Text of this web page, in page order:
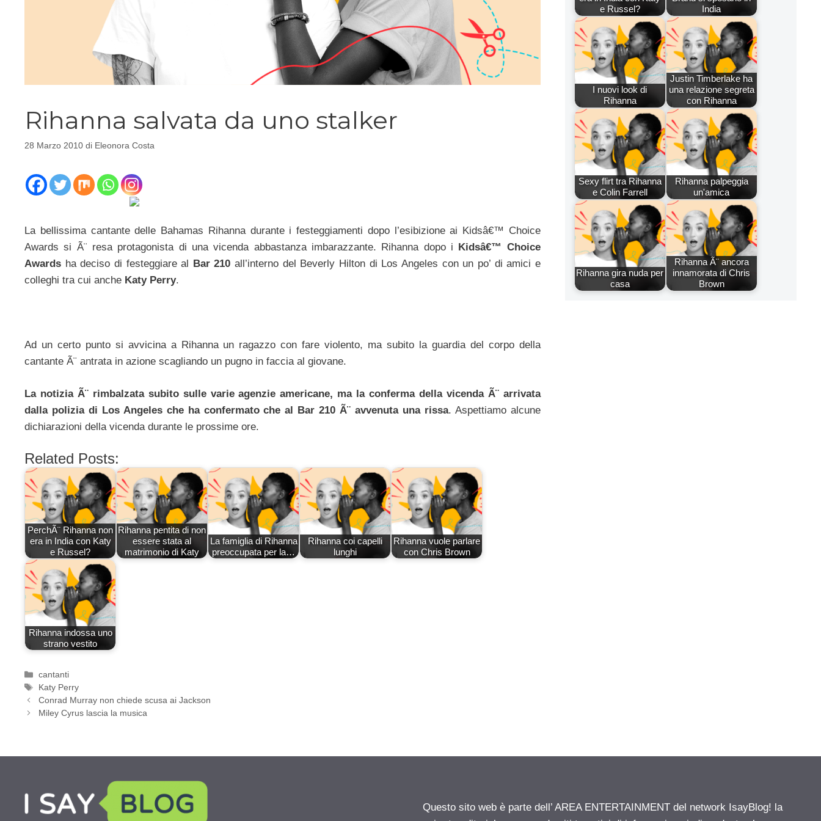
Rihanna salvata da uno stalker
28 Marzo 2010 di Eleonora Costa
La bellissima cantante delle Bahamas Rihanna durante i festeggiamenti dopo l’esibizione ai Kidsâ€™ Choice
Awards si Ã¨ resa protagonista di una vicenda abbastanza imbarazzante. Rihanna dopo i Kidsâ€™ Choice
Awards ha deciso di festeggiare al Bar 210 all’interno del Beverly Hilton di Los Angeles con un po’ di amici e
colleghi tra cui anche Katy Perry.
Ad un certo punto si avvicina a Rihanna un ragazzo con fare violento, ma subito la guardia del corpo della
cantante Ã¨ antrata in azione scagliando un pugno in faccia al giovane.
La notizia Ã¨ rimbalzata subito sulle varie agenzie americane, ma la conferma della vicenda Ã¨ arrivata
dalla polizia di Los Angeles che ha confermato che al Bar 210 Ã¨ avvenuta una rissa. Aspettiamo alcune
dichiarazioni della vicenda durante le prossime ore.
Related Posts:
PerchÃ¨ Rihanna non
era in India con Katy
e Russel?
Rihanna pentita di non
essere stata al
matrimonio di Katy
La famiglia di Rihanna
preoccupata per la…
Rihanna coi capelli
lunghi
Rihanna vuole parlare
con Chris Brown
Rihanna indossa uno
strano vestito
Categorie
cantanti
Tag
Katy Perry
Conrad Murray non chiede scusa ai Jackson
Miley Cyrus lascia la musica
e Russel?
India
I nuovi look di
Rihanna
Justin Timberlake ha
una relazione segreta
con Rihanna
Sexy flirt tra Rihanna
e Colin Farrell
Rihanna palpeggia
un'amica
Rihanna gira nuda per
casa
Rihanna Ã¨ ancora
innamorata di Chris
Brown
Questo sito web è parte dell’ AREA ENTERTAINMENT del network IsayBlog! la